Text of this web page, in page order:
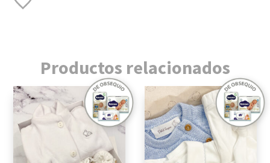
Niña
Productos relacionados